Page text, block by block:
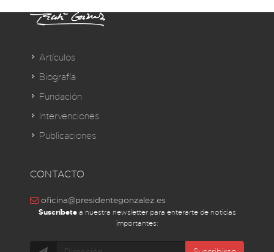
Artículos
Biografía
Fundación
Intervenciones
Publicaciones
CONTACTO
oficina@presidentegonzalez.es
Suscríbetea nuestra newsletter para enterarte de noticias
importantes: